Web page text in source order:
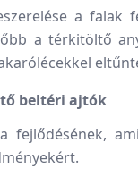
a falak
a térkitöltő
beltéri ajtók
fejlődésének,